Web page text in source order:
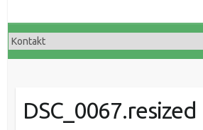
DSC_0067.resized